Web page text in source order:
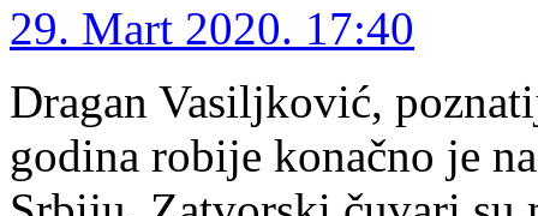
29. Mart 2020. 17:40
Dragan Vasiljković,
godina robije konačno je